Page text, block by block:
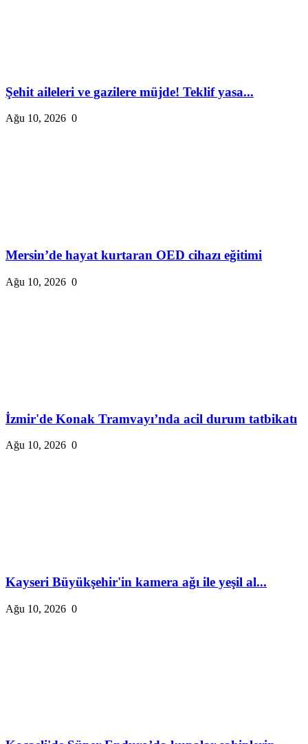
Şehit aileleri ve gazilere müjde! Teklif yasa...
Ağu 10, 2026 0
Mersin’de hayat kurtaran OED cihazı eğitimi
Ağu 10, 2026 0
İzmir'de Konak Tramvayı’nda acil durum tatbikatı
Ağu 10, 2026 0
Kayseri Büyükşehir'in kamera ağı ile yeşil al...
Ağu 10, 2026 0